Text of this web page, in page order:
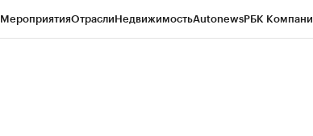
МероприятияОтраслиНедвижимостьAutonewsРБК